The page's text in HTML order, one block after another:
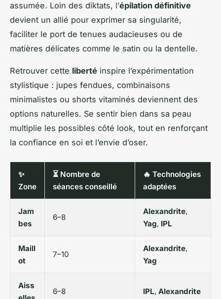
assumée. Loin des diktats, l’épilation définitive
devient un allié pour exprimer sa singularité,
faciliter le port de tenues audacieuses ou de
matières délicates comme le satin ou la dentelle.
Retrouver cette liberté inspire l’expérimentation
stylistique : jupes fendues, combinaisons
minimalistes ou shorts vitaminés deviennent des
options naturelles. Se sentir bien dans sa peau
multiplie les possibles côté look, tout en renforçant
la confiance en soi et l’envie d’oser.
✨
Zone
⏳ Nombre de
séances conseillé
🔥 Technologies
adaptées
Jam
bes
6–8
Alexandrite,
Yag, IPL
Maill
ot
7–10
Alexandrite,
Yag
Aiss
6–8 IPL, Alexandrite